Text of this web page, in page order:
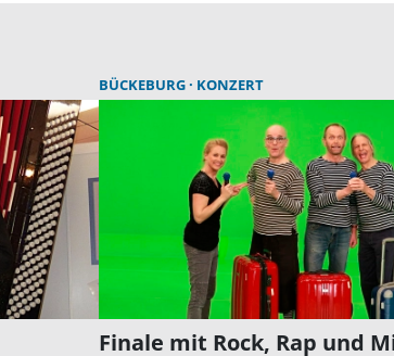
BÜCKEBURG KONZERT
Finale mit Rock, Rap und